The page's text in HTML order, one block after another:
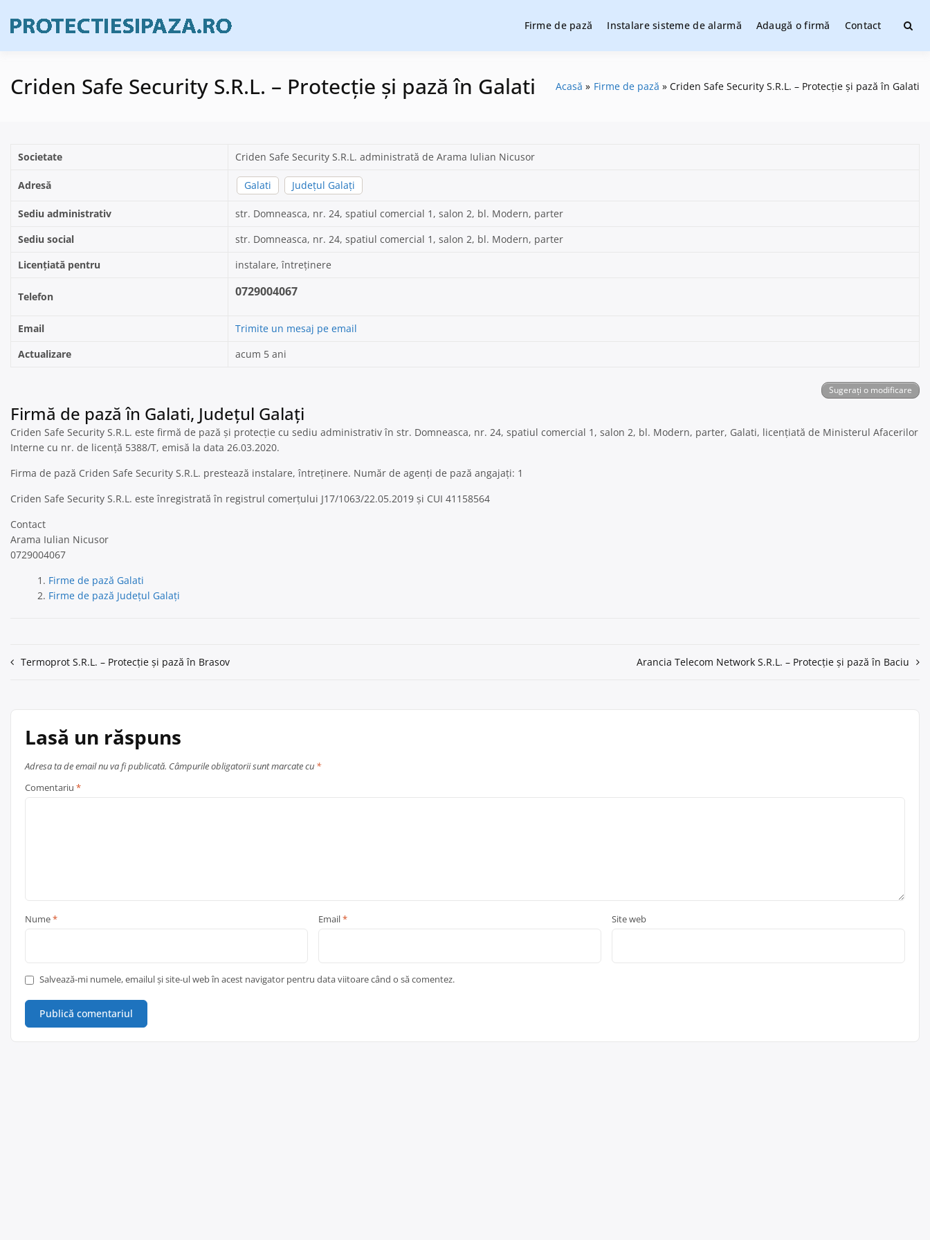
content
Firme de protecție și pază, instalare sisteme de alarmare și evaluatori de securitate
Firme de pază Instalare sisteme de alarmă Adaugă o firmă Contact
Criden Safe Security S.R.L. – Protecție și pază în Galati Acasă Firme de pază Criden Safe Security S.R.L. – Protecție și pază în Galati
Societate Criden Safe Security S.R.L. administrată de Arama Iulian Nicusor
Adresă Galati Județul Galați
Sediu administrativ
str. Domneasca, nr. 24, spatiul comercial 1, salon 2, bl. Modern, parter
Sediu social
str. Domneasca, nr. 24, spatiul comercial 1, salon 2, bl. Modern, parter
Licențiată pentru
instalare, întreținere
Telefon 0729004067
Email
Trimite un mesaj pe email
Actualizare
acum 5 ani
Sugerați o modificare
Firmă de pază în Galati, Județul Galați
Criden Safe Security S.R.L. este firmă de pază și protecție cu sediu administrativ în str. Domneasca, nr. 24, spatiul comercial 1, salon 2, bl. Modern, parter, Galati, licențiată de Ministerul Afacerilor
Interne cu nr. de licență 5388/T, emisă la data 26.03.2020.
Firma de pază Criden Safe Security S.R.L. prestează instalare, întreținere. Număr de agenți de pază angajați: 1
Criden Safe Security S.R.L. este înregistrată în registrul comerțului J17/1063/22.05.2019 și CUI 41158564
Contact
Arama Iulian Nicusor
0729004067
Firme de pază Galati
Firme de pază Județul Galați
Navigare
Termoprot S.R.L. – Protecție și pază în Brasov Arancia Telecom Network S.R.L. – Protecție și pază în Baciu
Lasă un răspuns
Adresa ta de email nu va fi publicată. Câmpurile obligatorii sunt marcate cu *
Comentariu *
Nume* Email* Site web
Salvează-mi numele, emailul și site-ul web în acest navigator pentru data viitoare când o să comentez.